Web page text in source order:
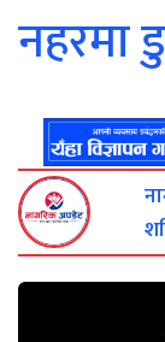
नहरमा